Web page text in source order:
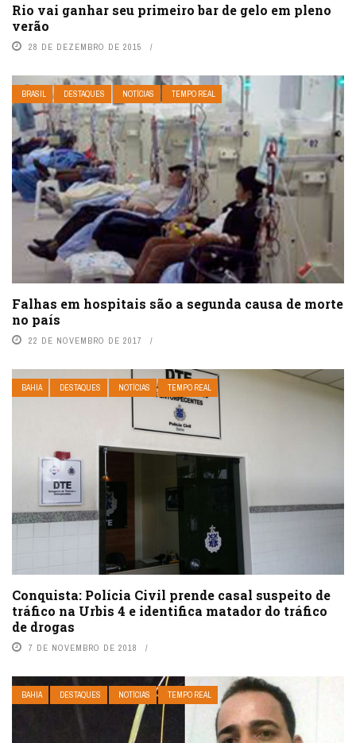
Rio vai ganhar seu primeiro bar de gelo em pleno
verão
28 DE DEZEMBRO DE 2015
BRASIL DESTAQUES NOTÍCIAS TEMPO REAL
Falhas em hospitais são a segunda causa de morte
no país
22 DE NOVEMBRO DE 2017
BAHIA DESTAQUES NOTÍCIAS TEMPO REAL
Conquista: Polícia Civil prende casal suspeito de
tráfico na Urbis 4 e identifica matador do tráfico
de drogas
7 DE NOVEMBRO DE 2018
BAHIA DESTAQUES NOTÍCIAS TEMPO REAL